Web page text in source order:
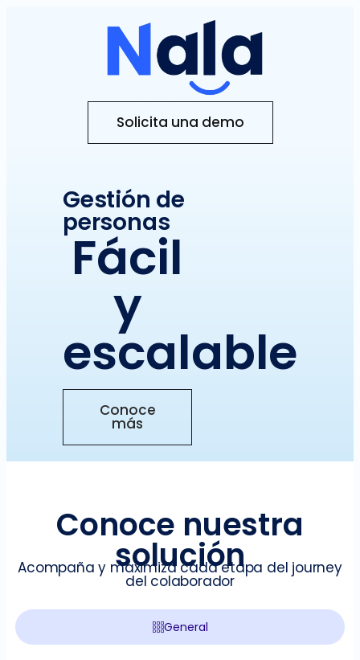
Solicita una demo
Fácil
y
escalable
Gestión de
personas
Conoce
más
Conoce nuestra
solución
Acompaña y maximiza cada etapa del journey
del colaborador
General